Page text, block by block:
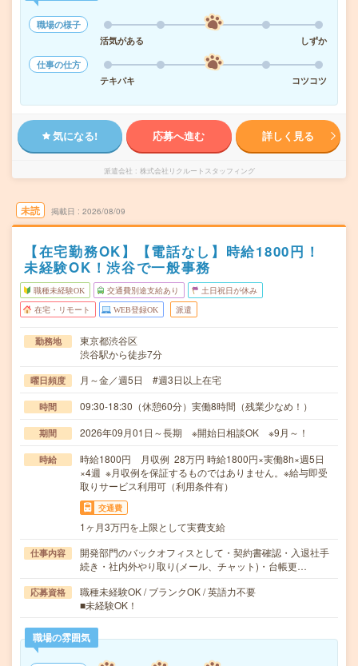
職場の様子
活気がある
しずか
仕事の仕方
テキパキ
コツコツ
気になる! 応募へ進む 詳しく見る
派遣会社 株式会社リクルートスタッフィング
未読 掲載日 2026/08/09
【在宅勤務OK】【電話なし】時給1800円！
未経験OK！渋谷で一般事務
職種未経験OK 交通費別途支給あり 土日祝日が休み
在宅・リモート WEB登録OK 派遣
勤務地
東京都渋谷区
渋谷駅から徒歩7分
曜日頻度 月～金／週5日 #週3日以上在宅
時間 09:30-18:30（休憩60分）実働8時間（残業少なめ！）
期間 2026年09月01日～長期 ※開始日相談OK ※9月～！
時給
時給1800円 月収例 28万円 時給1800円×実働8h×週5日
×4週 ※月収例を保証するものではありません。※給与即受
取りサービス利用可（利用条件有）
交通費
1ヶ月3万円を上限として実費支給
仕事内容
開発部門のバックオフィスとして・契約書確認・入退社手
続き・社内外やり取り(メール、チャット)・台帳更…
応募資格
職種未経験OK / ブランクOK / 英語力不要
■未経験OK！
職場の雰囲気